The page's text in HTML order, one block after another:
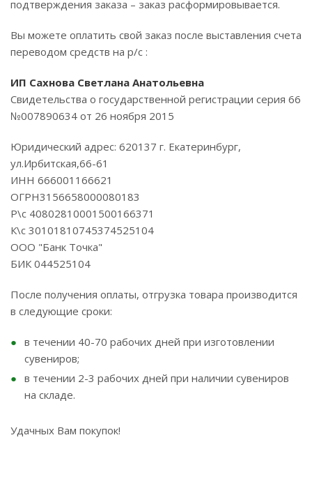
подтверждения заказа – заказ расформировывается.
Вы можете оплатить свой заказ после выставления счета
переводом средств на р/с :
ИП Сахнова Светлана Анатольевна
Свидетельства о государственной регистрации серия 66
№007890634 от 26 ноября 2015
Юридический адрес: 620137 г. Екатеринбург,
ул.Ирбитская,66-61
ИНН 666001166621
ОГРН3156658000080183
Р\с 40802810001500166371
К\с 30101810745374525104
ООО "Банк Точка"
БИК 044525104
После получения оплаты, отгрузка товара производится
в следующие сроки:
в течении 40-70 рабочих дней при изготовлении
сувениров;
в течении 2-3 рабочих дней при наличии сувениров
на складе.
Удачных Вам покупок!